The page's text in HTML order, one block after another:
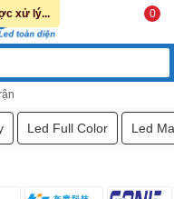
0
Led Full Color Led
xử lý...